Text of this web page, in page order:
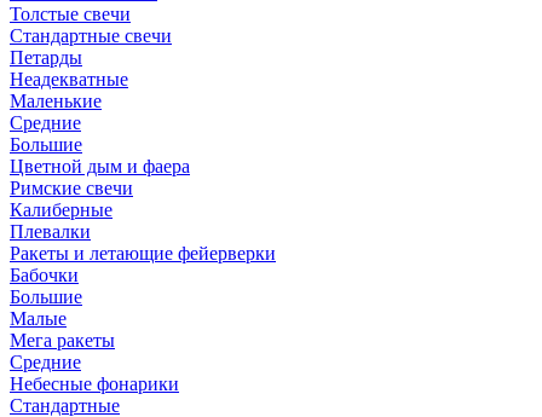
Толстые свечи
Стандартные свечи
Петарды
Неадекватные
Маленькие
Средние
Большие
Цветной дым и фаера
Римские свечи
Калиберные
Плевалки
Ракеты и летающие фейерверки
Бабочки
Большие
Малые
Мега ракеты
Средние
Небесные фонарики
Стандартные